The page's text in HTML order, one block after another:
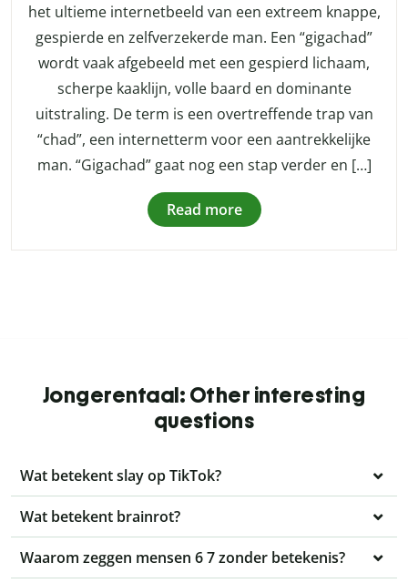
het ultieme internetbeeld van een extreem knappe,
gespierde en zelfverzekerde man. Een “gigachad”
wordt vaak afgebeeld met een gespierd lichaam,
scherpe kaaklijn, volle baard en dominante
uitstraling. De term is een overtreffende trap van
“chad”, een internetterm voor een aantrekkelijke
man. “Gigachad” gaat nog een stap verder en […]
Read more
Jongerentaal: Other interesting
questions
Wat betekent slay op TikTok?
Wat betekent brainrot?
Waarom zeggen mensen 6 7 zonder betekenis?